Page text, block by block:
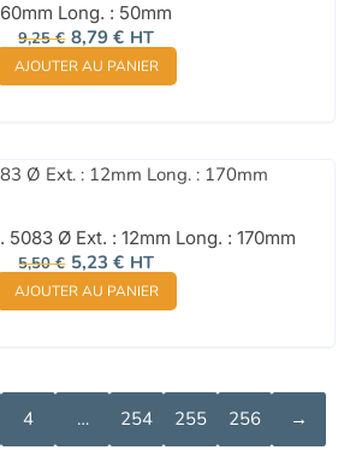
60mm Long. : 50mm
9,25€ Le
prix
initial
était :
8,79€Le
prix
actuel
est :
HT
AJOUTER AU PANIER
Ø Ext. : 12mm Long. : 170mm
5,50€ Le
prix
initial
était :
5,23€Le
prix
actuel
est :
HT
AJOUTER AU PANIER
4 … 254 255 256 →